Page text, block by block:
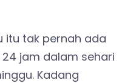
itu tak pernah ada
jam dalam sehari
Kadang